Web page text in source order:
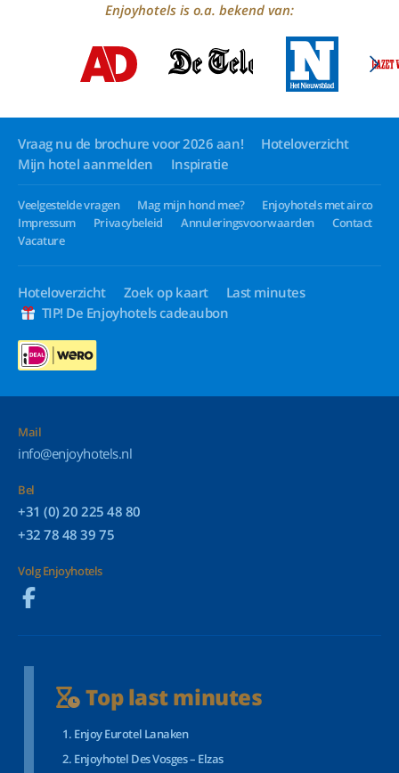
Enjoyhotels is o.a. bekend van:
Vraag nu de brochure voor 2026 aan!
Hoteloverzicht
Mijn hotel aanmelden
Inspiratie
Veelgestelde vragen Mag mijn hond mee?
Enjoyhotels met airco
Impressum
Privacybeleid Annuleringsvoorwaarden
Contact
Vacature
Hoteloverzicht Zoek op kaart
Last minutes
TIP! De Enjoyhotels cadeaubon
Mail
info@enjoyhotels.nl
Bel
+31 (0) 20 225 48 80
+32 78 48 39 75
Volg Enjoyhotels
Top last minutes
Enjoy Eurotel Lanaken
Enjoyhotel Des Vosges – Elzas